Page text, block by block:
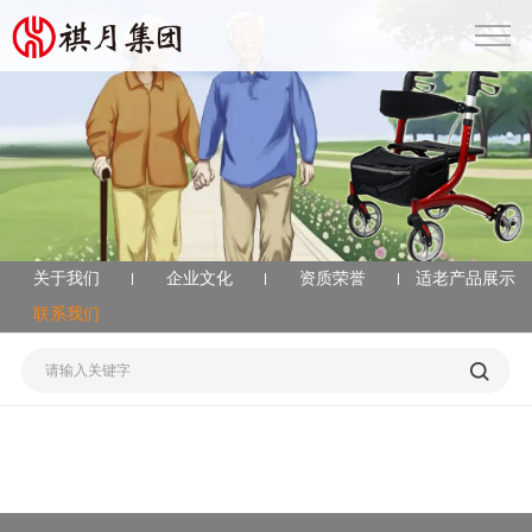
关于我们 企业文化 资质荣誉
适老产品展示
联系我们